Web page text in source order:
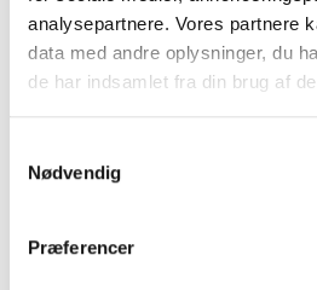
analysepartnere. Vores partnere
data med andre oplysninger, du
de har indsamlet fra din brug af
Nødvendig
Præferencer